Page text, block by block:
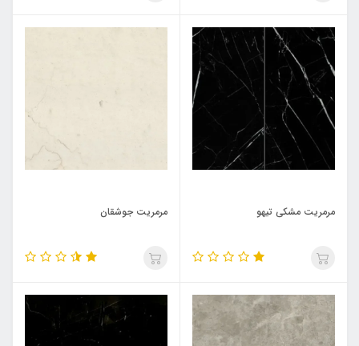
مرمریت مشکی تیهو مرمریت جوشقان